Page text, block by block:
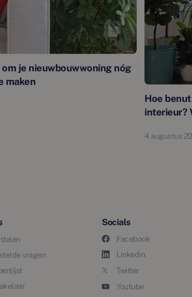
je nieuwbouwwoning nóg
maken
Hoe
interieur?
4 augustus
vragen
Socials
Facebook
Linkedin
Twitter
Youtube